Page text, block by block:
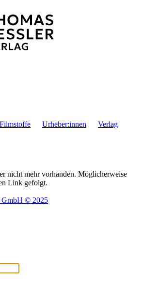
Filmstoffe Urheber:innen Verlag
nicht mehr vorhanden. Möglicherweise
Link gefolgt.
GmbH © 2025